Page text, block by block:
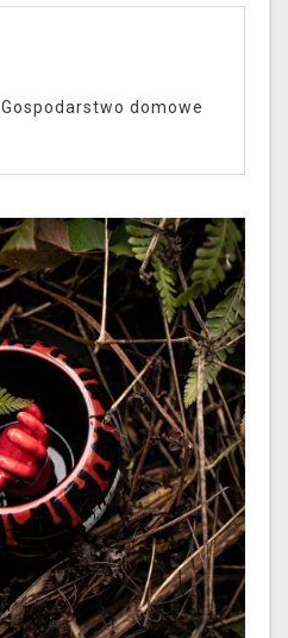
Gospodarstwo domowe